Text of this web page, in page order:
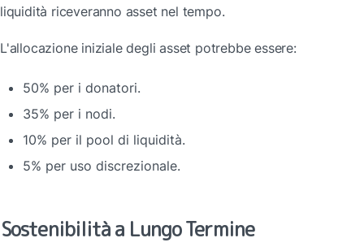
liquidità riceveranno asset nel tempo.
L'allocazione iniziale degli asset potrebbe essere:
50% per i donatori.
35% per i nodi.
10% per il pool di liquidità.
5% per uso discrezionale.
Sostenibilità a Lungo Termine